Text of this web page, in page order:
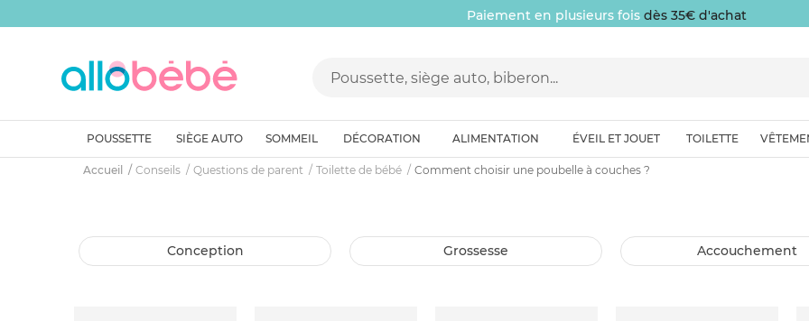
Paiement en plusieurs fois dès 35€ d'achat
POUSSETTE SIÈGE AUTO SOMMEIL DÉCORATION ALIMENTATION ÉVEIL ET JOUET TOILETTE
Accueil Conseils Questions de parent Toilette de bébé Comment choisir une poubelle à couches ?
conception grossesse accouchement